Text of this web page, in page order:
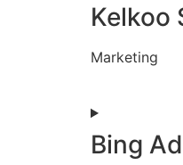
Kelkoo
Marketing
Bing